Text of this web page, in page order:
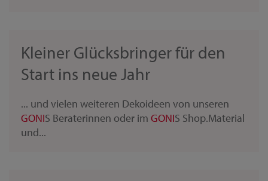
Kleiner Glücksbringer für den
Start ins neue Jahr
... und vielen weiteren Dekoideen von unseren
GONIS Beraterinnen oder im GONIS Shop.Material
und...